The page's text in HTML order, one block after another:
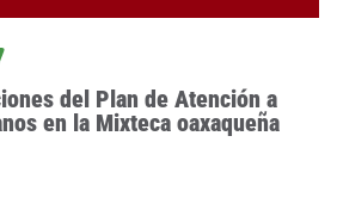
del Plan de Atención a
en la Mixteca oaxaqueña